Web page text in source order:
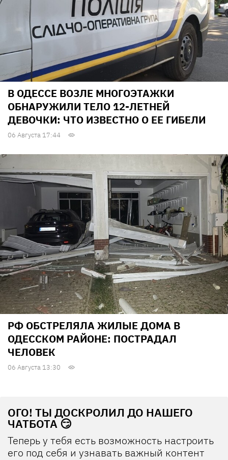
В ОДЕССЕ ВОЗЛЕ МНОГОЭТАЖКИ
ОБНАРУЖИЛИ ТЕЛО 12-ЛЕТНЕЙ
ДЕВОЧКИ: ЧТО ИЗВЕСТНО О ЕЕ ГИБЕЛИ
06 Августа 17:44
РФ ОБСТРЕЛЯЛА ЖИЛЫЕ ДОМА В
ОДЕССКОМ РАЙОНЕ: ПОСТРАДАЛ
ЧЕЛОВЕК
06 Августа 13:30
ОГО! ТЫ ДОСКРОЛИЛ ДО НАШЕГО
ЧАТБОТА 😏
Теперь у тебя есть возможность настроить
его под себя и узнавать важный контент